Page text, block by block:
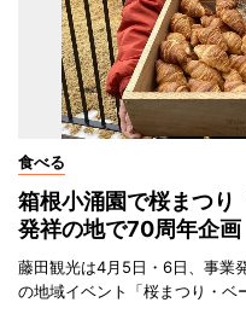
食べる
箱根小涌園で桜まつ
発祥の地で70周年企画
藤田観光は4月5日・6日、事業
の地域イベント「桜まつり・ベ